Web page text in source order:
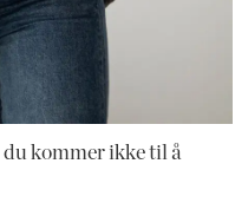
du kommer ikke til å